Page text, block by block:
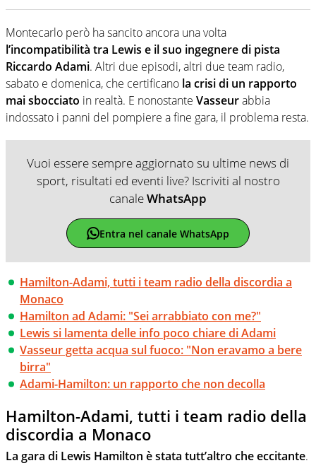
Montecarlo però ha sancito ancora una volta
l’incompatibilità tra Lewis e il suo ingegnere di pista
Riccardo Adami. Altri due episodi, altri due team radio,
sabato e domenica, che certificano la crisi di un rapporto
mai sbocciato in realtà. E nonostante Vasseurabbia
indossato i panni del pompiere a fine gara, il problema resta.
Vuoi essere sempre aggiornato su ultime news di
sport, risultati ed eventi live? Iscriviti al nostro
canaleWhatsApp
Entra nel canale WhatsApp
Hamilton-Adami, tutti i team radio della discordia a
Monaco
Hamilton ad Adami: "Sei arrabbiato con me?"
Lewis si lamenta delle info poco chiare di Adami
Vasseur getta acqua sul fuoco: "Non eravamo a bere
birra"
Adami-Hamilton: un rapporto che non decolla
Hamilton-Adami, tutti i team radio della
discordia a Monaco
La gara di Lewis Hamilton è stata tutt’altro che eccitante.